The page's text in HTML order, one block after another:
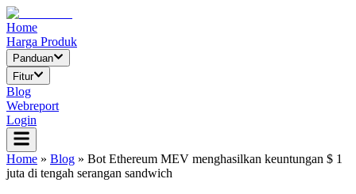
Home
Harga Produk
Panduan
Fitur
Blog
Webreport
Login
Home » Blog » Bot Ethereum MEV menghasilkan keuntungan $ 1
juta di tengah serangan sandwich